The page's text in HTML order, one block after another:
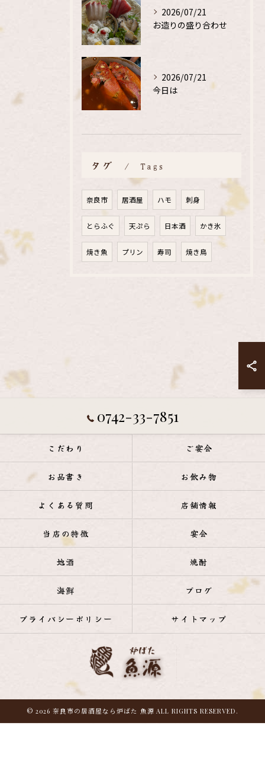
2026/07/21
お造りの盛り合わせ
2026/07/21
今日は
タグ Tags
奈良市 居酒屋 ハモ 刺身
とらふぐ 天ぷら 日本酒 かき氷
焼き魚 プリン 寿司 焼き鳥
0742-33-7851
こだわり ご宴会
お品書き お飲み物
よくある質問 店舗情報
当店の特徴 宴会
地酒 焼酎
海鮮 ブログ
プライバシーポリシー サイトマップ
© 2026 奈良市の居酒屋なら炉ばた 魚源 ALL RIGHTS RESERVED.